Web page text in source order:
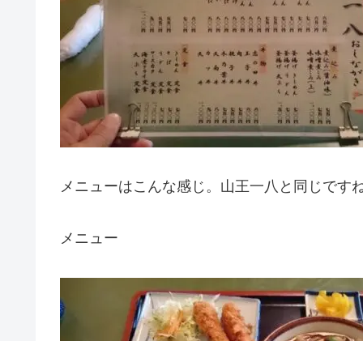
メニューはこんな感じ。山王一八と同じです
メニュー